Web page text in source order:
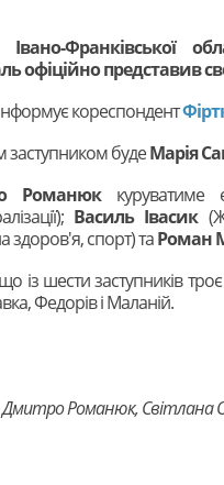
Івано-Франківської
офіційно представив
кореспондент
будеМарія
Романюккуруватиме
Василь Івасик
здоров'я, спорт) таРоман
із шести заступників
Федорів і Маланій.
Дмитро Романюк, Світлана